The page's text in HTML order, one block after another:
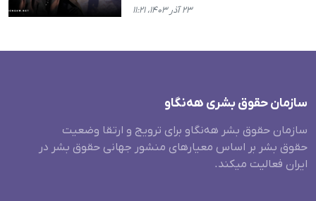
۲۳ آذر ۱۴۰۳، ۱۱:۲۱
سازمان حقوق بشری هەنگاو
سازمان حقوق بشر هه‌نگاو برای ترویج و ارتقا وضعیت
حقوق بشر بر اساس معیارهای منشور جهانی حقوق بشر در
ایران فعالیت میکند.